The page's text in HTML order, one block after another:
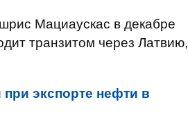
Мациаускас в декабре
транзитом через Латвию,
экспорте нефти в